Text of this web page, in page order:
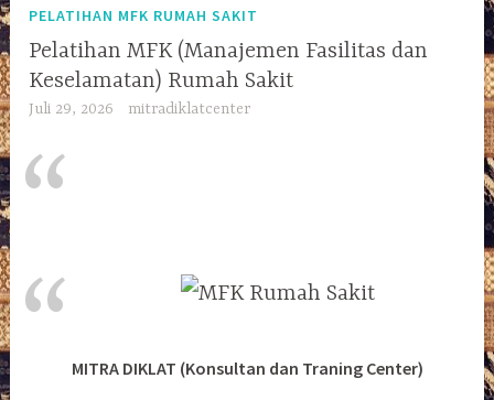
PELATIHAN MFK RUMAH SAKIT
Pelatihan MFK (Manajemen Fasilitas dan
Keselamatan) Rumah Sakit
Juli 29, 2026 mitradiklatcenter
MITRA DIKLAT (Konsultan dan Traning Center)